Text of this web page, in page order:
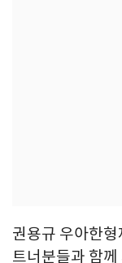
권용규 우아한
트너분들과 함